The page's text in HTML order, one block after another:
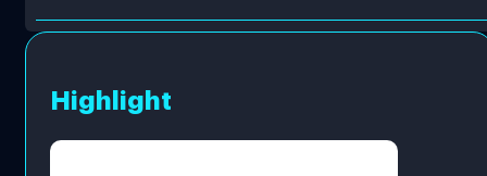
Highlight